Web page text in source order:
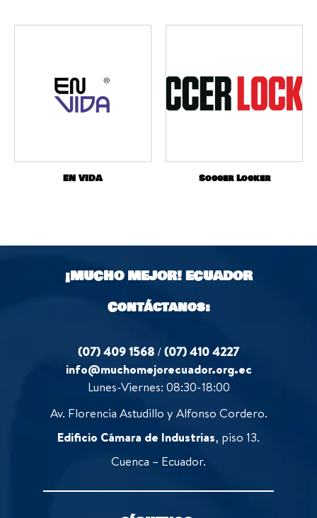
EN VIDA Soccer Locker
¡MUCHO MEJOR!ECUADOR
Contáctanos:
(07) 409 1568 /(07) 410 4227
info@muchomejorecuador.org.ec
Lunes-Viernes: 08:30-18:00
Av. Florencia Astudillo y Alfonso Cordero.
Edificio Cámara de Industrias, piso 13.
Cuenca – Ecuador.